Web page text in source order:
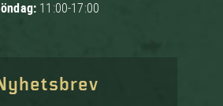
11:00-17:00